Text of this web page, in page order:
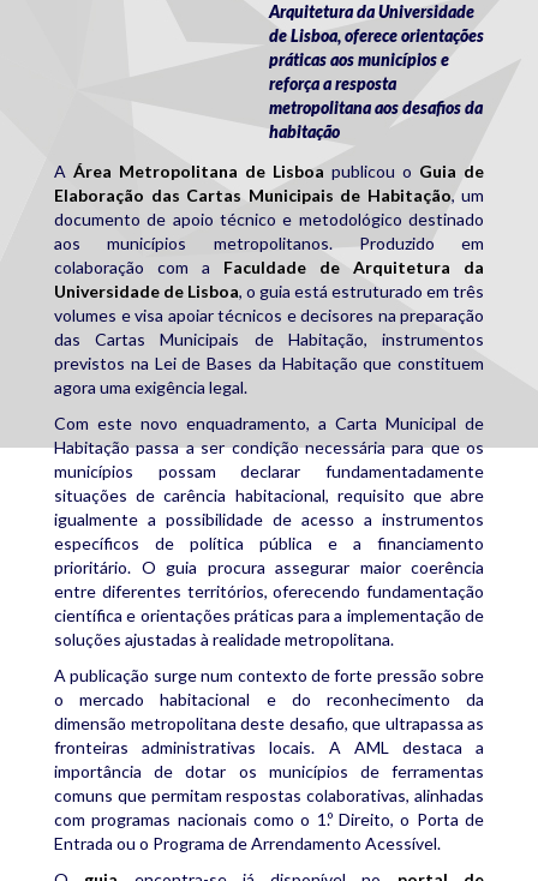
Arquitetura da Universidade
de Lisboa, oferece orientações
práticas aos municípios e
reforça a resposta
metropolitana aos desafios da
habitação
A Área Metropolitana de Lisboa publicou o Guia de
Elaboração das Cartas Municipais de Habitação, um
documento de apoio técnico e metodológico destinado
aos municípios metropolitanos. Produzido em
colaboração com a Faculdade de Arquitetura da
Universidade de Lisboa, o guia está estruturado em três
volumes e visa apoiar técnicos e decisores na preparação
das Cartas Municipais de Habitação, instrumentos
previstos na Lei de Bases da Habitação que constituem
agora uma exigência legal.
Com este novo enquadramento, a Carta Municipal de
Habitação passa a ser condição necessária para que os
municípios possam declarar fundamentadamente
situações de carência habitacional, requisito que abre
igualmente a possibilidade de acesso a instrumentos
específicos de política pública e a financiamento
prioritário. O guia procura assegurar maior coerência
entre diferentes territórios, oferecendo fundamentação
científica e orientações práticas para a implementação de
soluções ajustadas à realidade metropolitana.
A publicação surge num contexto de forte pressão sobre
o mercado habitacional e do reconhecimento da
dimensão metropolitana deste desafio, que ultrapassa as
fronteiras administrativas locais. A AML destaca a
importância de dotar os municípios de ferramentas
comuns que permitam respostas colaborativas, alinhadas
com programas nacionais como o 1.º Direito, o Porta de
Entrada ou o Programa de Arrendamento Acessível.